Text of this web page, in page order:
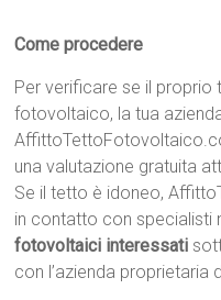
Come procedere
Per verificare se il proprio
fotovoltaico, la tua
una valutazione gratuita
Se il tetto è idoneo,
in contatto con specialisti
fotovoltaici interessati
con l’azienda proprietaria